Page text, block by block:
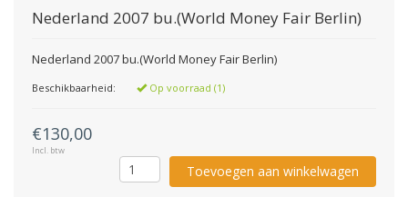
Nederland 2007 bu.(World Money Fair Berlin)
Nederland 2007 bu.(World Money Fair Berlin)
Beschikbaarheid: Op voorraad (1)
€130,00
Incl. btw
Toevoegen aan winkelwagen